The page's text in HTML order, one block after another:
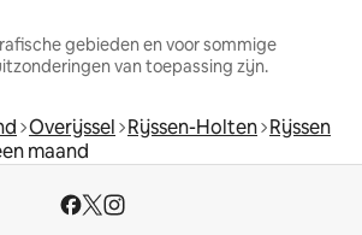
gebieden en voor sommige
van toepassing zijn.
Overijssel Rijssen-Holten Rijssen
maand